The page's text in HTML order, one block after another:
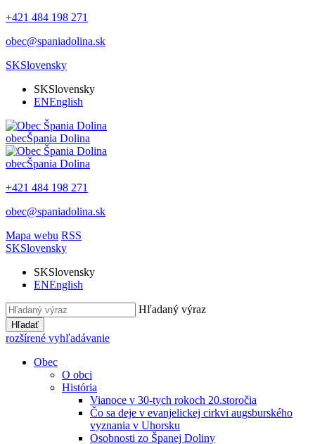
+421 484 198 271
obec@spaniadolina.sk
SKSlovensky
SKSlovensky
ENEnglish
obecŠpania Dolina
obecŠpania Dolina
+421 484 198 271
obec@spaniadolina.sk
Mapa webu RSS
SKSlovensky
SKSlovensky
ENEnglish
Hľadaný výraz
Hľadať
rozšírené vyhľadávanie
Obec
O obci
História
Vianoce v 30-tych rokoch 20.storočia
Čo sa deje v evanjelickej cirkvi augsburského
vyznania v Uhorsku
Osobnosti zo Španej Doliny